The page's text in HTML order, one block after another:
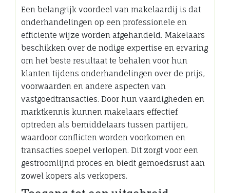
Een belangrijk voordeel van makelaardij is dat
onderhandelingen op een professionele en
efficiënte wijze worden afgehandeld. Makelaars
beschikken over de nodige expertise en ervaring
om het beste resultaat te behalen voor hun
klanten tijdens onderhandelingen over de prijs,
voorwaarden en andere aspecten van
vastgoedtransacties. Door hun vaardigheden en
marktkennis kunnen makelaars effectief
optreden als bemiddelaars tussen partijen,
waardoor conflicten worden voorkomen en
transacties soepel verlopen. Dit zorgt voor een
gestroomlijnd proces en biedt gemoedsrust aan
zowel kopers als verkopers.